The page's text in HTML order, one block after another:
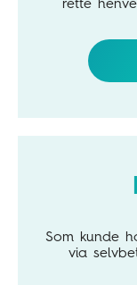
rette
Som kunde
via